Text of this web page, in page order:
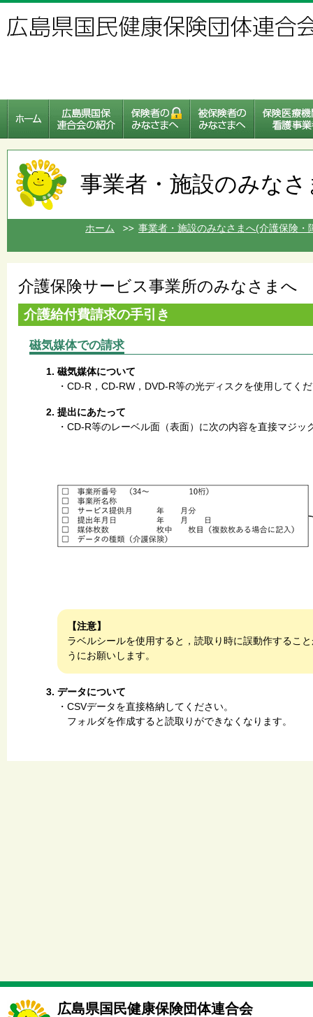
事業者・施設のみな
ホーム 事業者・施設のみなさまへ(介護保険・
介護保険サービス事業所のみなさまへ
介護給付費請求の手引き
磁気媒体での請求
磁気媒体について
・CD-R，CD-RW，DVD-R等の光ディスクを使用してく
提出にあたって
・CD-R等のレーベル面（表面）に次の内容を直接マジッ
【注意】
ラベルシールを使用すると，読取り時に誤動作するこ
うにお願いします。
データについて
・CSVデータを直接格納してください。
フォルダを作成すると読取りができなくなります。
広島県国民健康保険団体連合会